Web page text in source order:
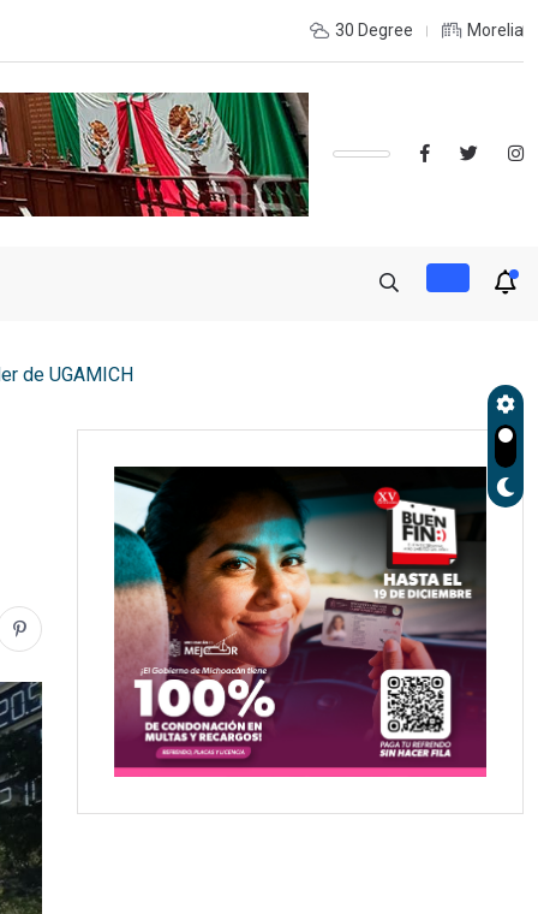
UMSNH LANZA TERCERA CONVOCATORIA DE NUEVO
30 Degree Morelia
de UGAMICH